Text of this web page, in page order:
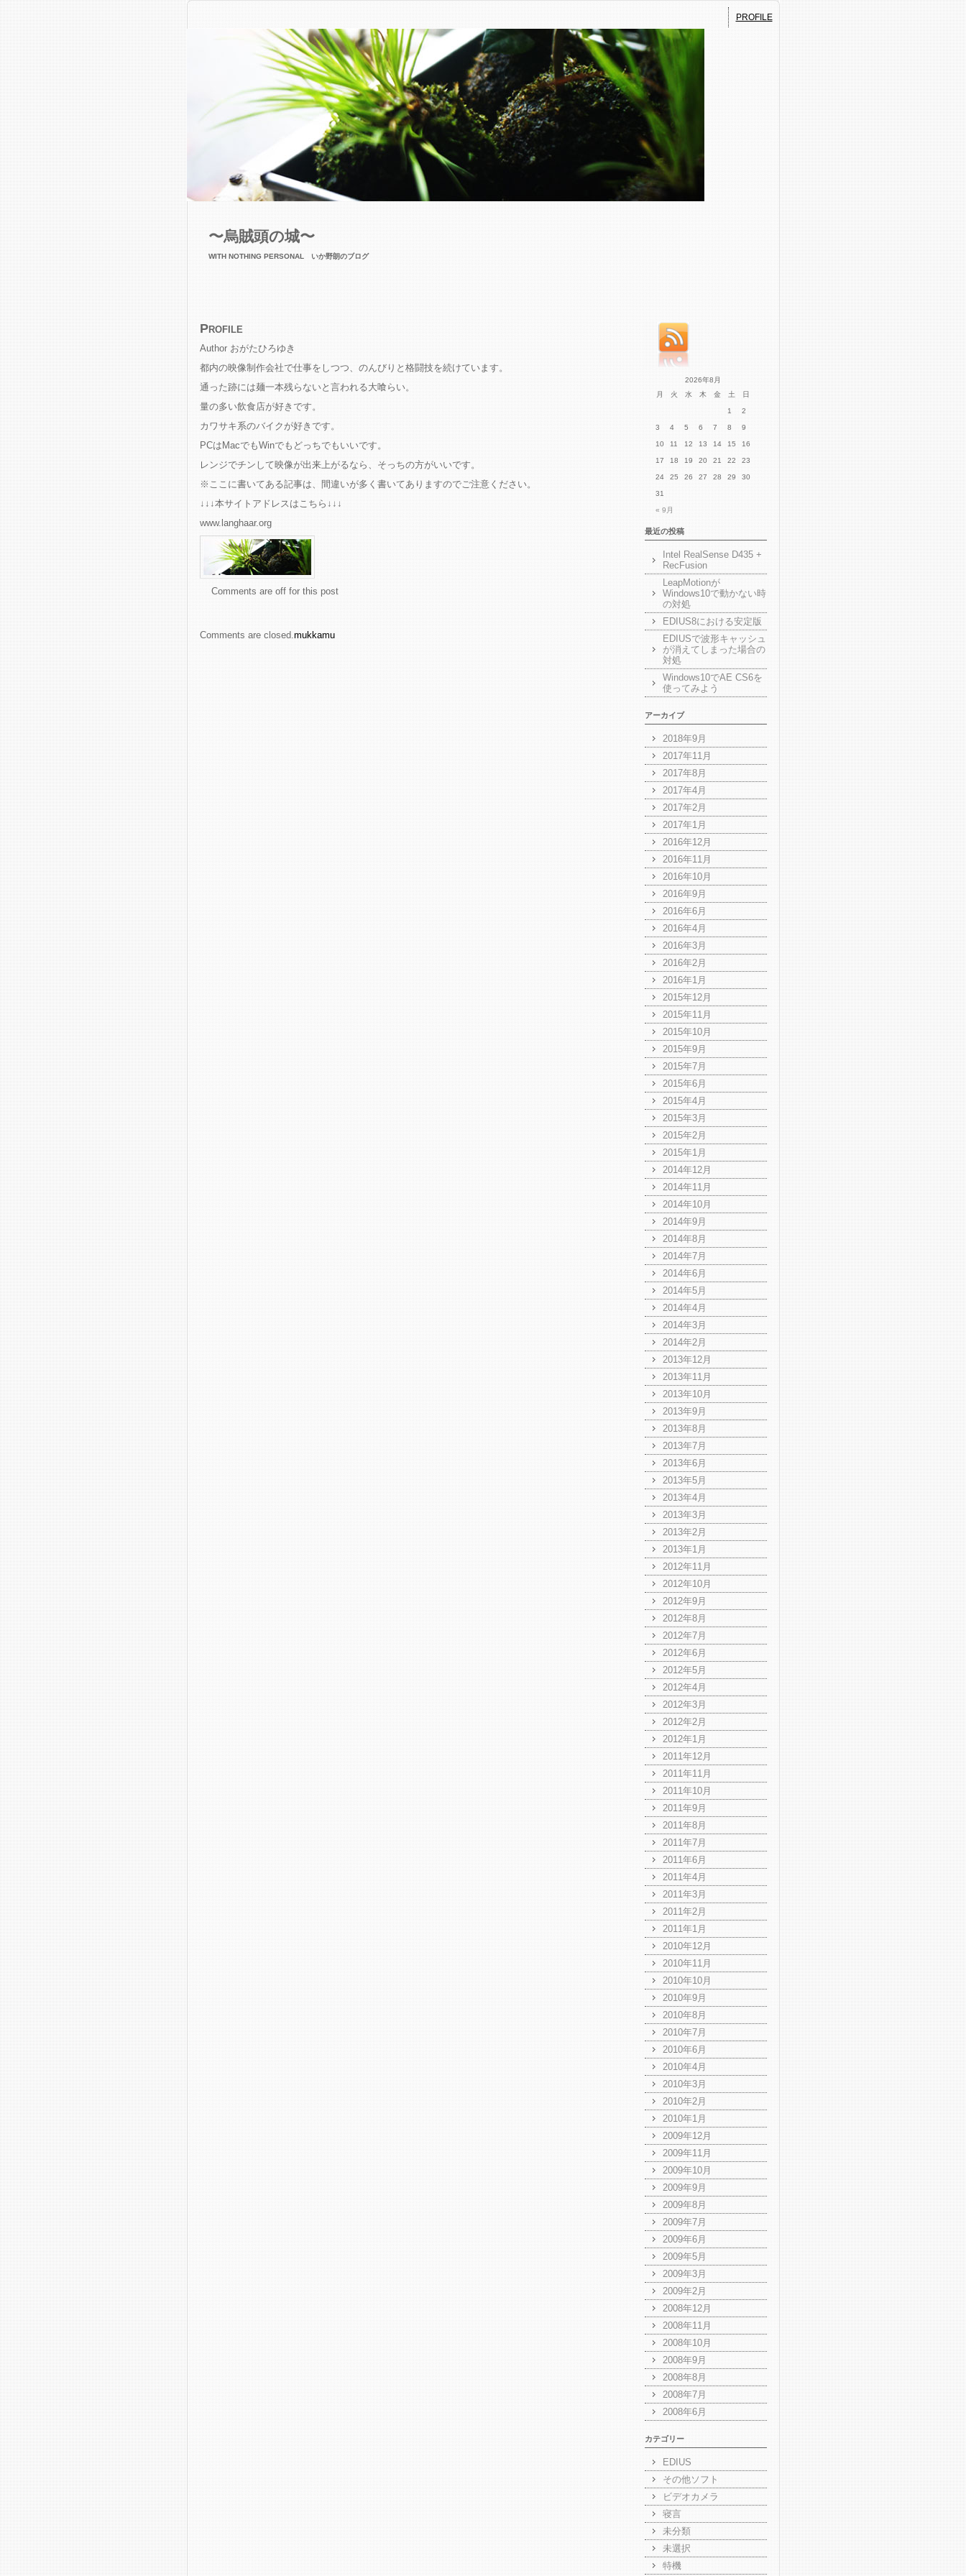
PROFILE
〜烏賊頭の城〜
WITH NOTHING PERSONAL いか野朗のブログ
Profile
Author おがたひろゆき
都内の映像制作会社で仕事をしつつ、のんびりと格闘技を続けています。
通った跡には麺一本残らないと言われる大喰らい。
量の多い飲食店が好きです。
カワサキ系のバイクが好きです。
PCはMacでもWinでもどっちでもいいです。
レンジでチンして映像が出来上がるなら、そっちの方がいいです。
※ここに書いてある記事は、間違いが多く書いてありますのでご注意ください。
↓↓↓本サイトアドレスはこちら↓↓↓
www.langhaar.org
Comments are off for this post
Comments are closed.mukkamu
2026年8月
月
火 水 木 金 土 日
« 9月
1 2
3 4 5 6 7 8 9
10 11 12 13 14 15 16
17 18 19 20 21 22 23
24 25 26 27 28 29 30
31
最近の投稿
Intel RealSense D435 +
RecFusion
LeapMotionが
Windows10で動かない時
の対処
EDIUS8における安定版
EDIUSで波形キャッシュ
が消えてしまった場合の
対処
Windows10でAE CS6を
使ってみよう
アーカイブ
2018年9月
2017年11月
2017年8月
2017年4月
2017年2月
2017年1月
2016年12月
2016年11月
2016年10月
2016年9月
2016年6月
2016年4月
2016年3月
2016年2月
2016年1月
2015年12月
2015年11月
2015年10月
2015年9月
2015年7月
2015年6月
2015年4月
2015年3月
2015年2月
2015年1月
2014年12月
2014年11月
2014年10月
2014年9月
2014年8月
2014年7月
2014年6月
2014年5月
2014年4月
2014年3月
2014年2月
2013年12月
2013年11月
2013年10月
2013年9月
2013年8月
2013年7月
2013年6月
2013年5月
2013年4月
2013年3月
2013年2月
2013年1月
2012年11月
2012年10月
2012年9月
2012年8月
2012年7月
2012年6月
2012年5月
2012年4月
2012年3月
2012年2月
2012年1月
2011年12月
2011年11月
2011年10月
2011年9月
2011年8月
2011年7月
2011年6月
2011年4月
2011年3月
2011年2月
2011年1月
2010年12月
2010年11月
2010年10月
2010年9月
2010年8月
2010年7月
2010年6月
2010年4月
2010年3月
2010年2月
2010年1月
2009年12月
2009年11月
2009年10月
2009年9月
2009年8月
2009年7月
2009年6月
2009年5月
2009年3月
2009年2月
2008年12月
2008年11月
2008年10月
2008年9月
2008年8月
2008年7月
2008年6月
カテゴリー
EDIUS
その他ソフト
ビデオカメラ
寝言
未分類
未選択
特機